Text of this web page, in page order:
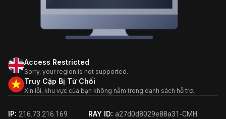
Access Restricted
Sorry, your region is not supported.
Truy Cập Bị Từ Chối
Xin lỗi, khu vực của bạn không nằm trong danh sách hỗ trợ.
IP: 216.73.216.169 RAY ID: a27d0d8029e88a31-CMH